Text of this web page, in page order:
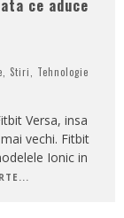
ce aduce
Stiri
Tehnologie
Versa, insa
vechi. Fitbit
Ionic in